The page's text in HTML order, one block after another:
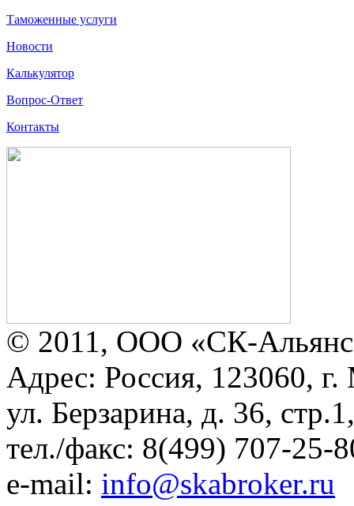
Таможенные услуги
Новости
Калькулятор
Вопрос-Ответ
Контакты
© 2011, ООО «СК-
Адрес: Россия, 123060, г.
ул. Берзарина, д. 36,
тел./факс: 8(499) 707-25-
e-mail: info@skabroker.ru